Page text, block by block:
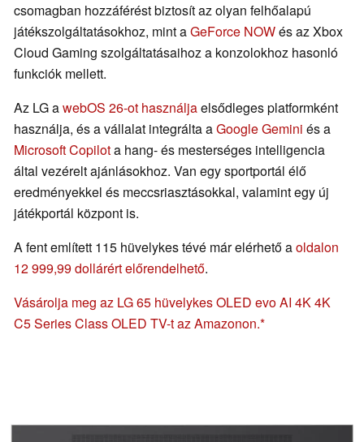
csomagban hozzáférést biztosít az olyan felhőalapú
játékszolgáltatásokhoz, mint aGeForce NOWés az Xbox
Cloud Gaming szolgáltatásaihoz a konzolokhoz hasonló
funkciók mellett.
Az LG awebOS 26-ot használjaelsődleges platformként
használja, és a vállalat integrálta aGoogle Gemini és a
Microsoft Copilota hang- és mesterséges intelligencia
által vezérelt ajánlásokhoz. Van egy sportportál élő
eredményekkel és meccsriasztásokkal, valamint egy új
játékportál központ is.
A fent említett 115 hüvelykes tévé már elérhető aoldalon
12 999,99 dollárért előrendelhető.
Vásárolja meg az LG 65 hüvelykes OLED evo AI 4K 4K
C5 Series Class OLED TV-t az Amazonon.